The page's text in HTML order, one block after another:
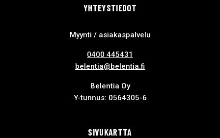
YHTEYSTIEDOT
Myynti / asiakaspalvelu
0400 445431
belentia@belentia.fi
Belentia Oy
Y-tunnus: 0564305-6
SIVUKARTTA